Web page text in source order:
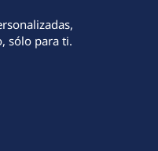
sólo para ti.